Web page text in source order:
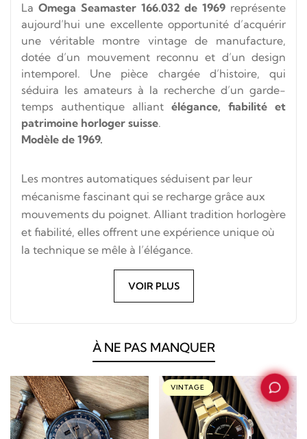
La Omega Seamaster 166.032 de 1969 représente
aujourd’hui une excellente opportunité d’acquérir
une véritable montre vintage de manufacture,
dotée d’un mouvement reconnu et d’un design
intemporel. Une pièce chargée d’histoire, qui
séduira les amateurs à la recherche d’un garde-
temps authentique alliant élégance, fiabilité et
patrimoine horloger suisse.
Modèle de 1969.
Les montres automatiques séduisent par leur
mécanisme fascinant qui se recharge grâce aux
mouvements du poignet. Alliant tradition horlogère
et fiabilité, elles offrent une expérience unique où
la technique se mêle à l’élégance.
VOIR PLUS
À NE PAS MANQUER
VINTAGE